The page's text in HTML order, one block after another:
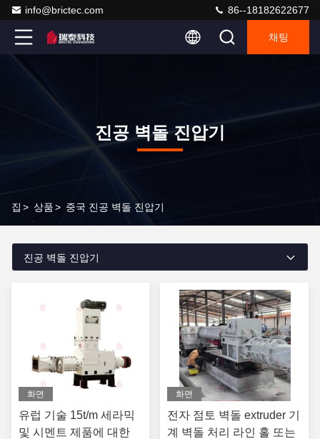
info@brictec.com 86--18182622677
채팅
진공 벽돌 진압기
집 > 상품> 중국 진공 벽돌 진압기
진공 벽돌 진압기
화면
유럽 기술 15t/m 세라믹
및 시멘트 제품에 대한
화면
전자 점토 벽돌 extruder 기
계 벽돌 처리 라인 홀 또는